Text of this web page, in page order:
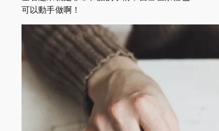
可以動手做啊！